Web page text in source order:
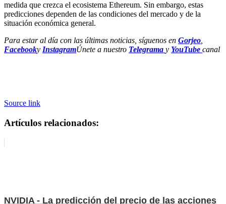
medida que crezca el ecosistema Ethereum. Sin embargo, estas
predicciones dependen de las condiciones del mercado y de la
situación económica general.
Para estar al día con las últimas noticias, síguenos en Gorjeo
Facebooky InstagramÚnete a nuestro Telegrama y YouTube canal
Source link
Artículos relacionados:
NVIDIA - La predicción del precio de las acciones